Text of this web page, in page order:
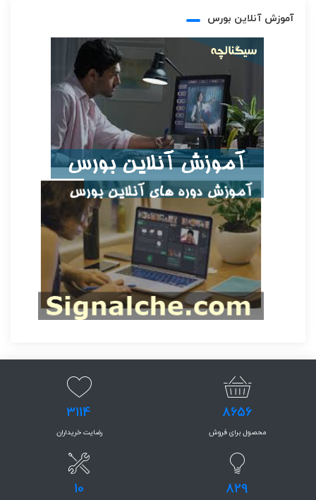
آموزش آنلاین بورس
8656
محصول برای فروش
3114
رضایت خریداران
829
10